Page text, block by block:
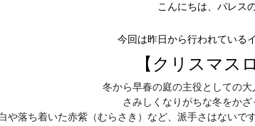
こんにちは、パレス
今回は昨日から行われている
【 クリスマス
冬から早春の庭の主役としての
さみしくなりがちな冬をか
や落ち着いた赤紫（むらさき）など、派手さはないで